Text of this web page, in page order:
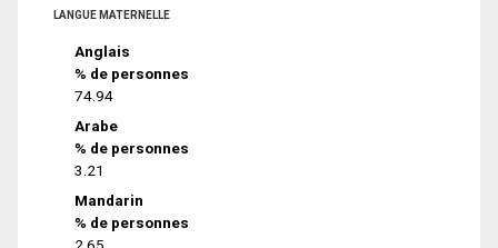
LANGUE MATERNELLE
Anglais
% de personnes
74.94
Arabe
% de personnes
3.21
Mandarin
% de personnes
2.65